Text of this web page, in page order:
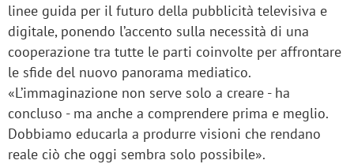
linee guida per il futuro della pubblicità televisiva e
digitale, ponendo l’accento sulla necessità di una
cooperazione tra tutte le parti coinvolte per affrontare
le sfide del nuovo panorama mediatico.
«L’immaginazione non serve solo a creare - ha
concluso - ma anche a comprendere prima e meglio.
Dobbiamo educarla a produrre visioni che rendano
reale ciò che oggi sembra solo possibile».